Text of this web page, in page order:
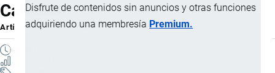
Disfrute de contenidos sin anuncios y otras funciones
adquiriendo una membresía Premium.
Calculan
ArtículoporJaime Mise, 9 Marzo, 2026